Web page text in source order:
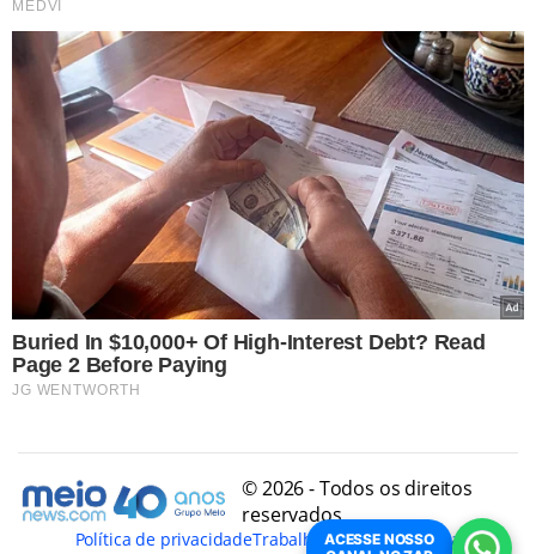
© 2026 - Todos os direitos
reservados
Política de privacidadeTrabalhe ConoscoConheça
ACESSE NOSSO